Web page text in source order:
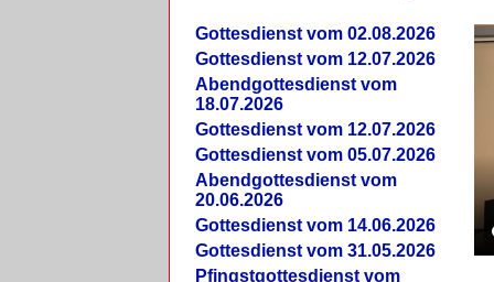
Gottesdienst vom 02.08.2026
Gottesdienst vom 12.07.2026
Abendgottesdienst vom
18.07.2026
Gottesdienst vom 12.07.2026
Gottesdienst vom 05.07.2026
Abendgottesdienst vom
20.06.2026
Gottesdienst vom 14.06.2026
Gottesdienst vom 31.05.2026
Pfingstgottesdienst vom